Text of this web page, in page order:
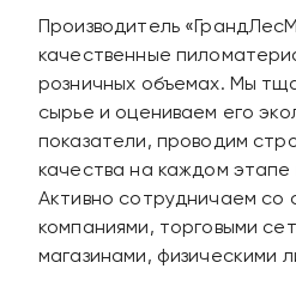
Производитель
качественные
розничных объемах. Мы
сырье и оцениваем его
показатели, проводим
качества на каждом этапе
Активно сотрудничаем со
компаниями, торговыми
магазинами, физическими